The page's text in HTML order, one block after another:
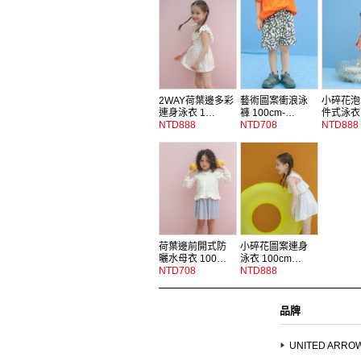
2WAY荷葉邊多彩
連身泳衣 1…
NTD888
藝術圖案衝浪泳
褲 100cm-…
NTD708
小碎花
件式泳
NTD888
荷葉邊前開式防
曬水母衣 100…
NTD708
小碎花圖案連身
泳衣 100cm…
NTD888
品牌
UNITED